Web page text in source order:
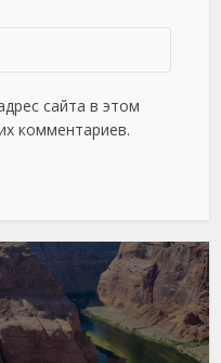
сайта в этом
комментариев.